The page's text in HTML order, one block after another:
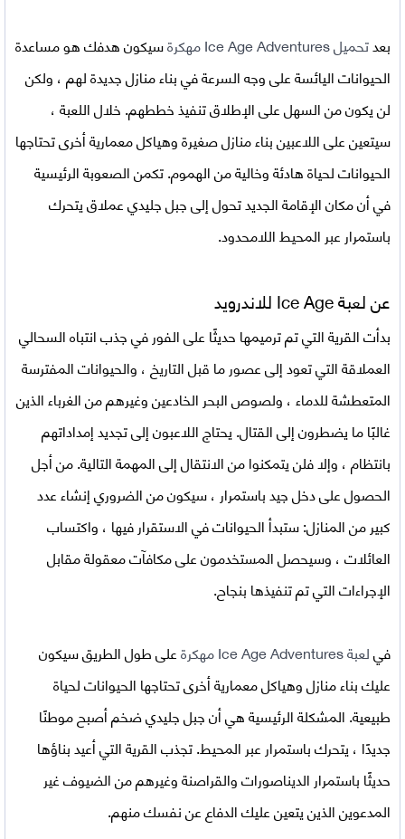
بعدتحميلIce Age Adventures مهكرة
سيكون هدفك هو مساعدة
الحيوانات اليائسة على وجه السرعة في بناء منازل جديدة لهم ، ولكن
لن يكون من السهل على الإطلاق تنفيذ خططهم. خلال اللعبة ،
سيتعين على اللاعبين بناء منازل صغيرة وهياكل معمارية أخرى تحتاجها
الحيوانات لحياة هادئة وخالية من الهموم. تكمن الصعوبة الرئيسية
في أن مكان الإقامة الجديد تحول إلى جبل جليدي عملاق يتحرك
باستمرار عبر المحيط اللامحدود.
عن لعبة Ice Age للاندرويد
بدأت القرية التي تم ترميمها حديثًا على الفور في جذب انتباه السحالي
العملاقة التي تعود إلى عصور ما قبل التاريخ ، والحيوانات المفترسة
المتعطشة للدماء ، ولصوص البحر الخادعين وغيرهم من الغرباء الذين
غالبًا ما يضطرون إلى القتال. يحتاج اللاعبون إلى تجديد إمداداتهم
بانتظام ، وإلا فلن يتمكنوا من الانتقال إلى المهمة التالية. من أجل
الحصول على دخل جيد باستمرار ، سيكون من الضروري إنشاء عدد
كبير من المنازل: ستبدأ الحيوانات في الاستقرار فيها ، واكتساب
العائلات ، وسيحصل المستخدمون على مكافآت معقولة مقابل
الإجراءات التي تم تنفيذها بنجاح.
فيلعبةIce Age Adventures مهكرة
على طول الطريق سيكون
عليك بناء منازل وهياكل معمارية أخرى تحتاجها الحيوانات لحياة
طبيعية. المشكلة الرئيسية هي أن جبل جليدي ضخم أصبح موطنًا
جديدًا ، يتحرك باستمرار عبر المحيط. تجذب القرية التي أعيد بناؤها
حديثًا باستمرار الديناصورات والقراصنة وغيرهم من الضيوف غير
المدعوين الذين يتعين عليك الدفاع عن نفسك منهم.